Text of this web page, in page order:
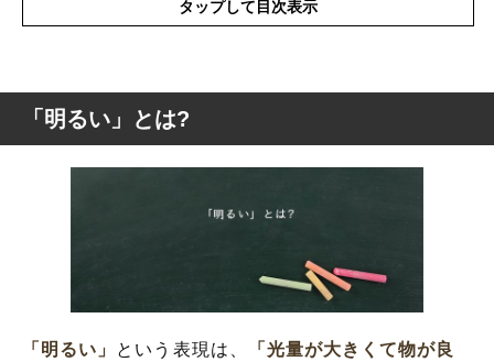
タップして目次表示
「明るい」とは?
「明るい」を使った例文や短文など(意味を
「明るい」の反対語
「明るい」の類語や類義語・言い換え
「明るい」とは?
「明るい」 という表現は、
「光量が大きくて物が良